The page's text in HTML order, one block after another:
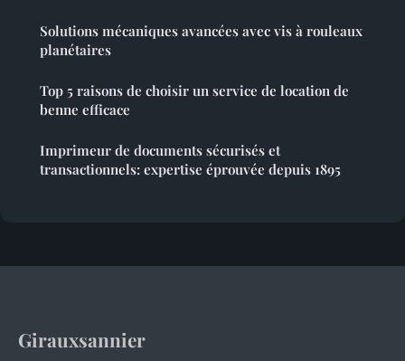
Solutions mécaniques avancées avec vis à rouleaux
planétaires
Top 5 raisons de choisir un service de location de
benne efficace
Imprimeur de documents sécurisés et
transactionnels: expertise éprouvée depuis 1895
Girauxsannier